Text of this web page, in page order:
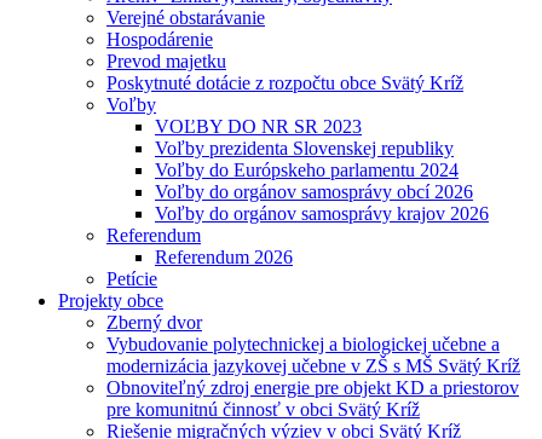
Verejné obstarávanie
Hospodárenie
Prevod majetku
Poskytnuté dotácie z rozpočtu obce Svätý Kríž
Voľby
VOĽBY DO NR SR 2023
Voľby prezidenta Slovenskej republiky
Voľby do Európskeho parlamentu 2024
Voľby do orgánov samosprávy obcí 2026
Voľby do orgánov samosprávy krajov 2026
Referendum
Referendum 2026
Petície
Projekty obce
Zberný dvor
Vybudovanie polytechnickej a biologickej učebne a
modernizácia jazykovej učebne v ZŠ s MŠ Svätý Kríž
Obnoviteľný zdroj energie pre objekt KD a priestorov
pre komunitnú činnosť v obci Svätý Kríž
Riešenie migračných výziev v obci Svätý Kríž